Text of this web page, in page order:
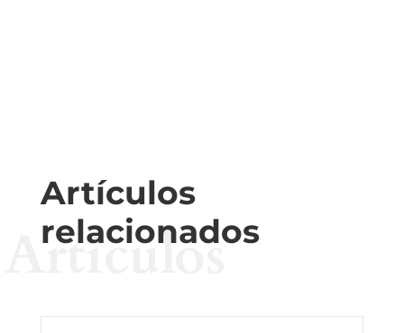
Artículos
relacionados
Artículos